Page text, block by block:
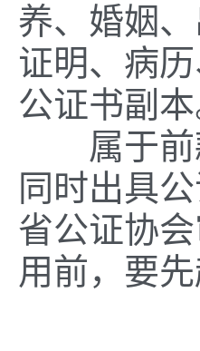
养、婚姻
证明、病
公证书副本
属于前款
同时出具
省公证协
用前，要